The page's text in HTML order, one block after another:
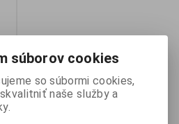
-
súborov cookies
so súbormi cookies,
naše služby a